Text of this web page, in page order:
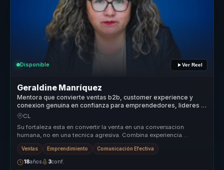
Disponible Ver Reel
Geraldine Manríquez
Mentora que convierte ventas b2b, customer experience y
conexion genuina en confianza para emprendedores, lideres y
equipos.
CL
Su fortaleza esta en convertir la venta en una conversacion
humana, no en una tecnica agresiva. Combina experiencia
emprendedora, pedagog...
Ventas Emprendimiento Comunicación Efectiva
18años 3conf.